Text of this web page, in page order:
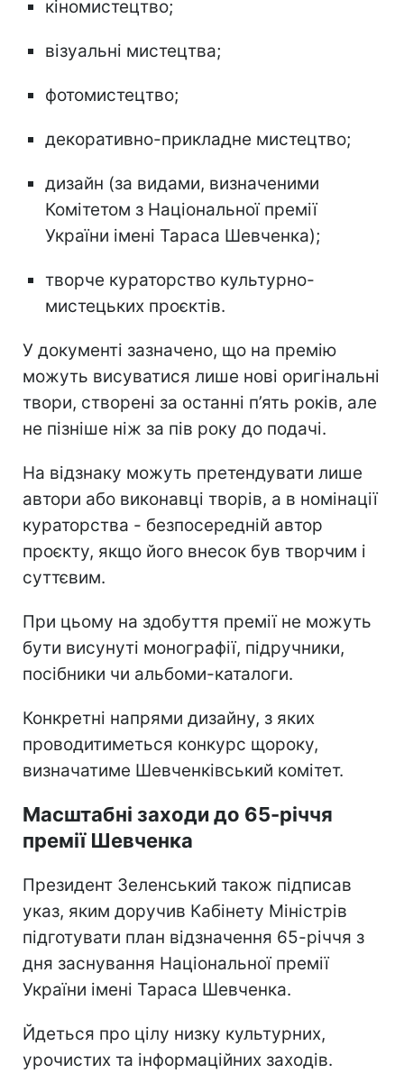
кіномистецтво;
візуальні мистецтва;
фотомистецтво;
декоративно-прикладне мистецтво;
дизайн (за видами, визначеними
Комітетом з Національної премії
України імені Тараса Шевченка);
творче кураторство культурно-
мистецьких проєктів.
У документі зазначено, що на премію
можуть висуватися лише нові оригінальні
твори, створені за останні п’ять років, але
не пізніше ніж за пів року до подачі.
На відзнаку можуть претендувати лише
автори або виконавці творів, а в номінації
кураторства - безпосередній автор
проєкту, якщо його внесок був творчим і
суттєвим.
При цьому на здобуття премії не можуть
бути висунуті монографії, підручники,
посібники чи альбоми-каталоги.
Конкретні напрями дизайну, з яких
проводитиметься конкурс щороку,
визначатиме Шевченківський комітет.
Масштабні заходи до 65-річчя
премії Шевченка
Президент Зеленський також підписав
указ, яким доручив Кабінету Міністрів
підготувати план відзначення 65-річчя з
дня заснування Національної премії
України імені Тараса Шевченка.
Йдеться про цілу низку культурних,
урочистих та інформаційних заходів.